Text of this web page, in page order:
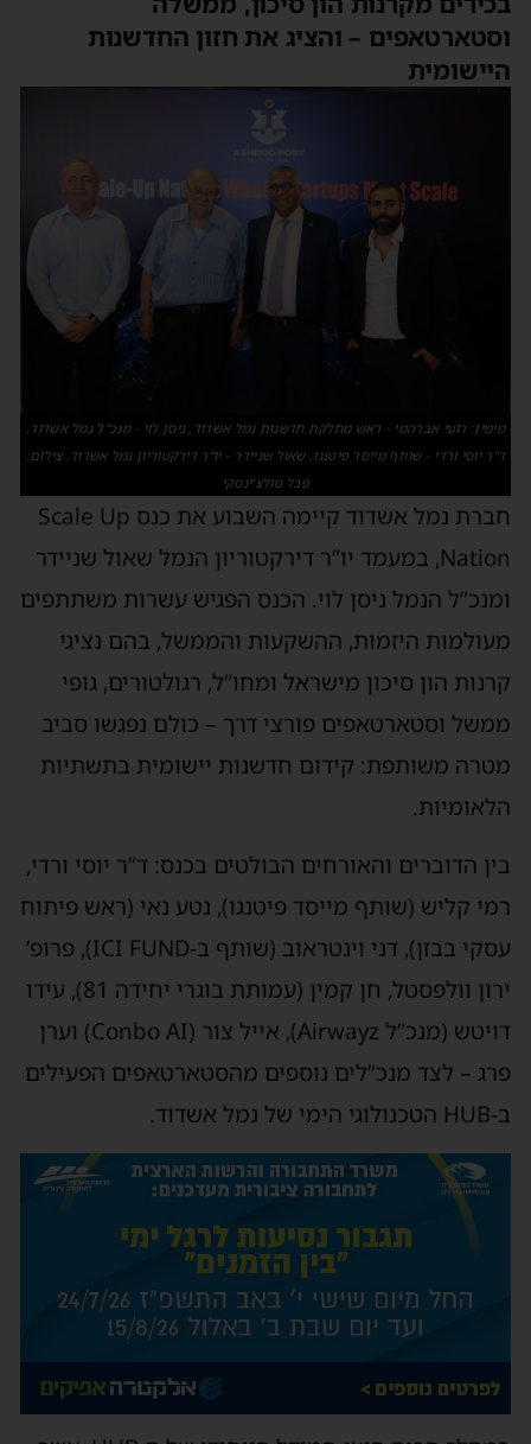
וסטארטאפים – והציג את חזון החדשנות
היישומית
מימין: רועי אברהמי - ראש מחלקת חדשנות נמל אשדוד, ניסן לוי - מנכ"ל נמל אשדוד,
ד"ר יוסי ורדי - שותף מייסד פיטנגו, שאול שניידר - יו"ר דירקטוריון נמל אשדוד. צילום:
פבל טולצ'ינסקי
חברת נמל אשדוד קיימה השבוע את כנס Scale Up
Nation, במעמד יו”ר דירקטוריון הנמל שאול שניידר
ומנכ”ל הנמל ניסן לוי. הכנס הפגיש עשרות משתתפים
מעולמות היזמות, ההשקעות והממשל, בהם נציגי
קרנות הון סיכון מישראל ומחו”ל, רגולטורים, גופי
ממשל וסטארטאפים פורצי דרך – כולם נפגשו סביב
מטרה משותפת: קידום חדשנות יישומית בתשתיות
הלאומיות.
בין הדוברים והאורחים הבולטים בכנס: ד”ר יוסי ורדי,
רמי קליש (שותף מייסד פיטנגו), נטע נאי (ראש פיתוח
עסקי בבזן), דני וינטראוב (שותף ב-ICI FUND), פרופ’
ירון וולפסטל, חן קמין (עמותת בוגרי יחידה 81), עידו
דויטש (מנכ”ל Airwayz), אייל צור (Conbo AI) וערן
פרג – לצד מנכ”לים נוספים מהסטארטאפים הפעילים
ב-HUB הטכנולוגי הימי של נמל אשדוד.